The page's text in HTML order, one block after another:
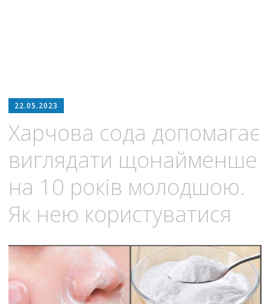
22.05.2023
Харчова сода допомагає
виглядати щонайменше
на 10 років молодшою.
Як нею користуватися